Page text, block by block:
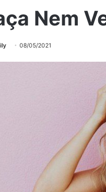
Nem
08/05/2021